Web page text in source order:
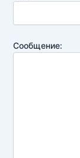
Сообщение: